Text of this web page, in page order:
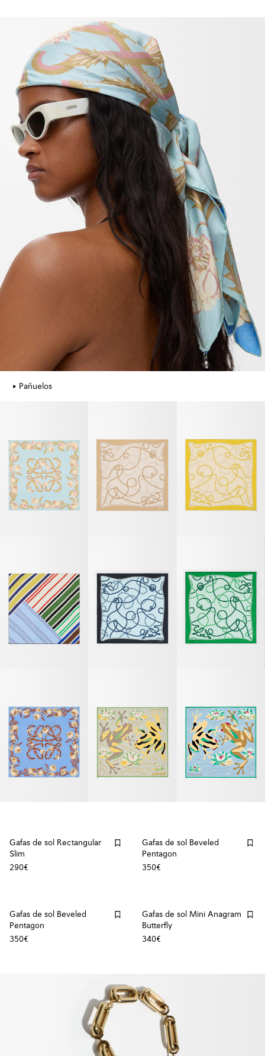
Pañuelos
Gafas de sol Rectangular
Slim
290€
Gafas de sol Beveled
Pentagon
350€
Gafas de sol Beveled
Pentagon
350€
Gafas de sol Mini Anagram
Butterfly
340€